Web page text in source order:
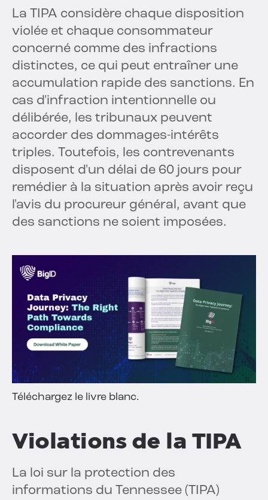
La TIPA considère chaque disposition
violée et chaque consommateur
concerné comme des infractions
distinctes, ce qui peut entraîner une
accumulation rapide des sanctions. En
cas d'infraction intentionnelle ou
délibérée, les tribunaux peuvent
accorder des dommages-intérêts
triples. Toutefois, les contrevenants
disposent d'un délai de 60 jours pour
remédier à la situation après avoir reçu
l'avis du procureur général, avant que
des sanctions ne soient imposées.
Téléchargez le livre blanc.
Violations de la TIPA
La loi sur la protection des
informations du Tennessee (TIPA)